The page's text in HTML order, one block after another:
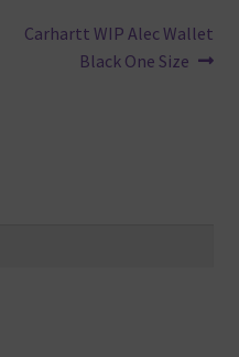
Nächster
Beitrag:
Carhartt WIP Alec Wallet
Black One Size